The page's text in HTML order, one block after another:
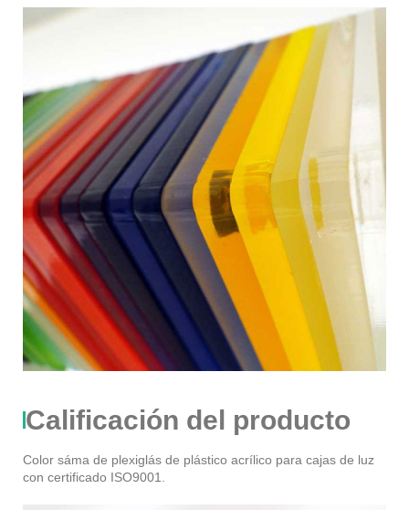
Calificación del producto
Color sáma de plexiglás de plástico acrílico para cajas de luz
con certificado ISO9001.